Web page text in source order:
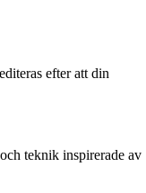
efter att din
teknik inspirerade av